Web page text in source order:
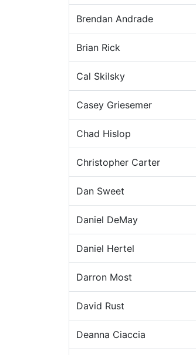
Brendan Andrade
Brian Rick
Cal Skilsky
Casey Griesemer
Chad Hislop
Christopher Carter
Dan Sweet
Daniel DeMay
Daniel Hertel
Darron Most
David Rust
Deanna Ciaccia